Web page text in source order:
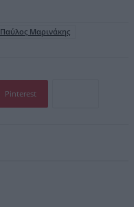
Παύλος Μαρινάκης
Pinterest